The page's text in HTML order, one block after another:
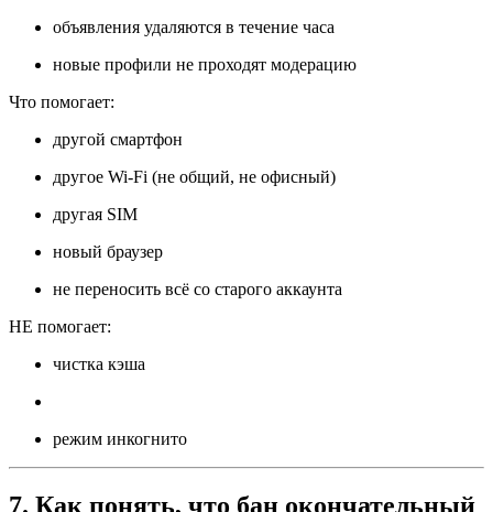
объявления удаляются в течение часа
новые профили не проходят модерацию
Что помогает:
другой смартфон
другое Wi-Fi (не общий, не офисный)
другая SIM
новый браузер
не переносить всё со старого аккаунта
НЕ помогает:
чистка кэша
режим инкогнито
7. Как понять, что бан окончательный